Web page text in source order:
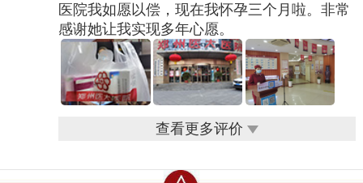
医院我如愿以偿，现在我怀孕三个月啦。非常
感谢她让我实现多年心愿。
查看更多评价